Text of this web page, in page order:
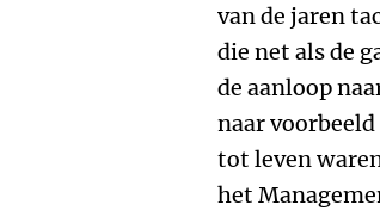
van de jaren
die net als de
de aanloop
naar
tot leven
het